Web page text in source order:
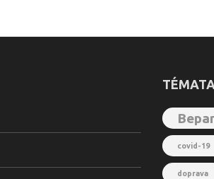
covid-19
doprava